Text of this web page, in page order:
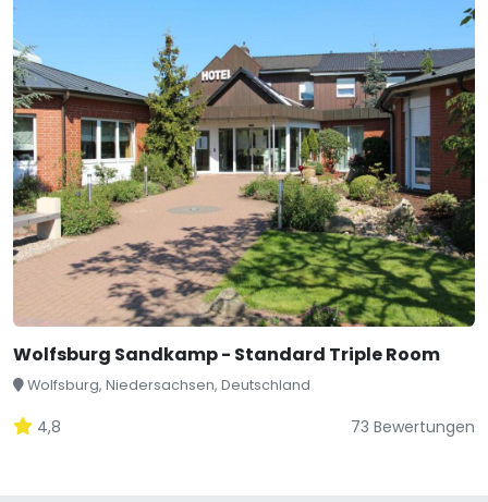
Wolfsburg Sandkamp - Standard Triple Room
Wolfsburg, Niedersachsen, Deutschland
4,8 73 Bewertungen